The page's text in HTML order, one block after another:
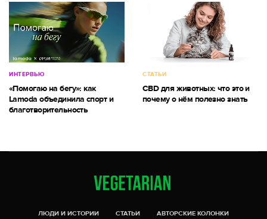
ИНТЕРВЬЮ
«Помогаю на бегу»: как
Lamoda объединила спорт и
благотворительность
СТАТЬИ
CBD для животных: что это и
почему о нём полезно знать
ЛЮДИ И ИСТОРИИ СТАТЬИ АВТОРСКИЕ КОЛОНКИ